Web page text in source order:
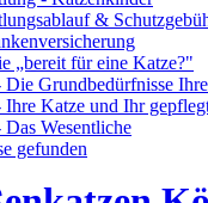
&
„bereit für eine Katze?"
Die Grundbedürfnisse
Katze und Ihr
Wesentliche
gefunden